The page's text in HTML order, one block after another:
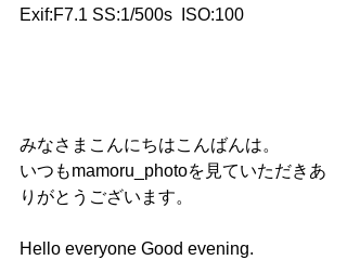
Exif:F7.1 SS:1/500s  ISO:100
みなさまこんにちはこんばんは。
いつもmamoru_photoを見ていただきあ
りがとうございます。
Hello everyone Good evening.